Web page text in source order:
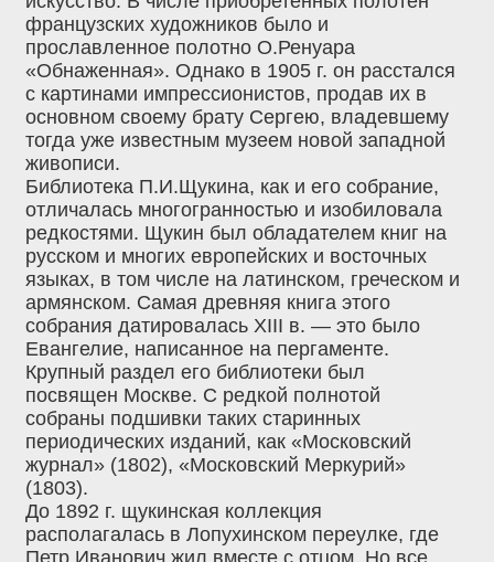
французских художников было и
прославленное полотно О.Ренуара
«Обнаженная». Однако в 1905 г. он расстался
с картинами импрессионистов, продав их в
основном своему брату Сергею, владевшему
тогда уже известным музеем новой западной
живописи.
Библиотека П.И.Щукина, как и его собрание,
отличалась многогранностью и изобиловала
редкостями. Щукин был обладателем книг на
русском и многих европейских и восточных
языках, в том числе на латинском, греческом и
армянском. Самая древняя книга этого
собрания датировалась XIII в. — это было
Евангелие, написанное на пергаменте.
Крупный раздел его библиотеки был
посвящен Москве. С редкой полнотой
собраны подшивки таких старинных
периодических изданий, как «Московский
журнал» (1802), «Московский Меркурий»
(1803).
До 1892 г. щукинская коллекция
располагалась в Лопухинском переулке, где